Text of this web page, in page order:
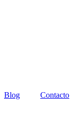
Blog
Contacto